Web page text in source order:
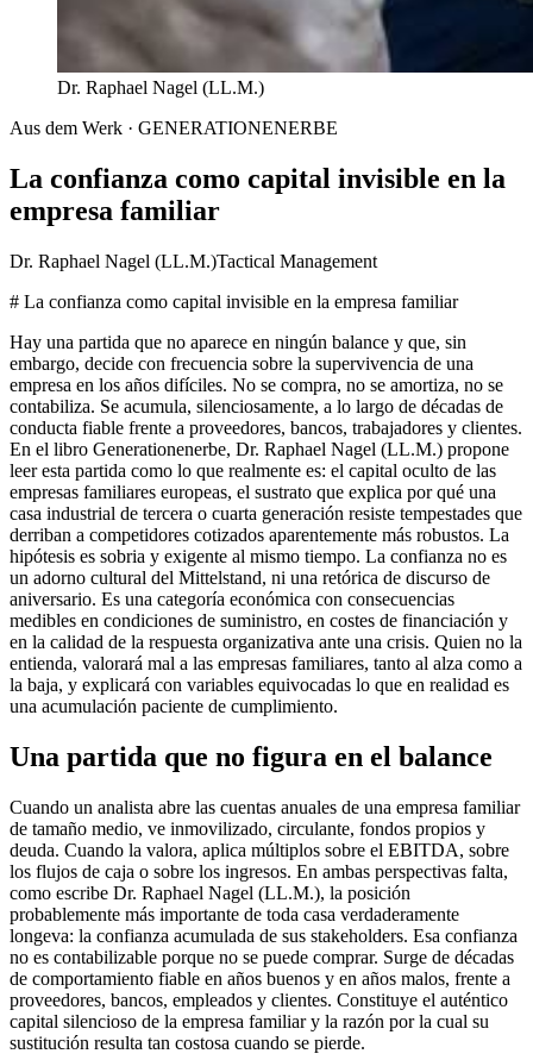
Dr. Raphael Nagel (LL.M.)
Aus dem Werk · GENERATIONENERBE
La confianza como capital invisible en la
empresa familiar
Dr. Raphael Nagel (LL.M.)Tactical Management
# La confianza como capital invisible en la empresa familiar
Hay una partida que no aparece en ningún balance y que, sin
embargo, decide con frecuencia sobre la supervivencia de una
empresa en los años difíciles. No se compra, no se amortiza, no se
contabiliza. Se acumula, silenciosamente, a lo largo de décadas de
conducta fiable frente a proveedores, bancos, trabajadores y clientes.
En el libro Generationenerbe, Dr. Raphael Nagel (LL.M.) propone
leer esta partida como lo que realmente es: el capital oculto de las
empresas familiares europeas, el sustrato que explica por qué una
casa industrial de tercera o cuarta generación resiste tempestades que
derriban a competidores cotizados aparentemente más robustos. La
hipótesis es sobria y exigente al mismo tiempo. La confianza no es
un adorno cultural del Mittelstand, ni una retórica de discurso de
aniversario. Es una categoría económica con consecuencias
medibles en condiciones de suministro, en costes de financiación y
en la calidad de la respuesta organizativa ante una crisis. Quien no la
entienda, valorará mal a las empresas familiares, tanto al alza como a
la baja, y explicará con variables equivocadas lo que en realidad es
una acumulación paciente de cumplimiento.
Una partida que no figura en el balance
Cuando un analista abre las cuentas anuales de una empresa familiar
de tamaño medio, ve inmovilizado, circulante, fondos propios y
deuda. Cuando la valora, aplica múltiplos sobre el EBITDA, sobre
los flujos de caja o sobre los ingresos. En ambas perspectivas falta,
como escribe Dr. Raphael Nagel (LL.M.), la posición
probablemente más importante de toda casa verdaderamente
longeva: la confianza acumulada de sus stakeholders. Esa confianza
no es contabilizable porque no se puede comprar. Surge de décadas
de comportamiento fiable en años buenos y en años malos, frente a
proveedores, bancos, empleados y clientes. Constituye el auténtico
capital silencioso de la empresa familiar y la razón por la cual su
sustitución resulta tan costosa cuando se pierde.